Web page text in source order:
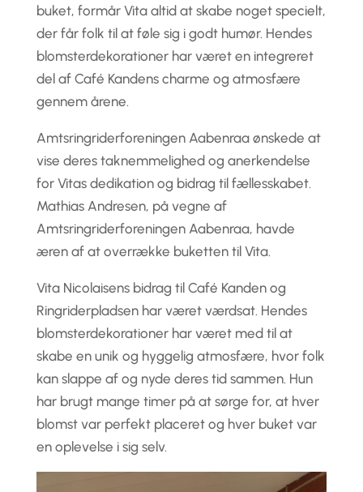
buket, formår Vita altid at skabe noget specielt,
der får folk til at føle sig i godt humør. Hendes
blomsterdekorationer har været en integreret
del af Café Kandens charme og atmosfære
gennem årene.
Amtsringriderforeningen Aabenraa ønskede at
vise deres taknemmelighed og anerkendelse
for Vitas dedikation og bidrag til fællesskabet.
Mathias Andresen, på vegne af
Amtsringriderforeningen Aabenraa, havde
æren af at overrække buketten til Vita.
Vita Nicolaisens bidrag til Café Kanden og
Ringriderpladsen har været værdsat. Hendes
blomsterdekorationer har været med til at
skabe en unik og hyggelig atmosfære, hvor folk
kan slappe af og nyde deres tid sammen. Hun
har brugt mange timer på at sørge for, at hver
blomst var perfekt placeret og hver buket var
en oplevelse i sig selv.